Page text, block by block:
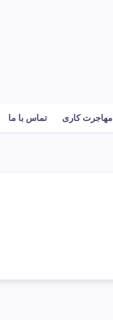
مهاجرت کاری تماس با ما